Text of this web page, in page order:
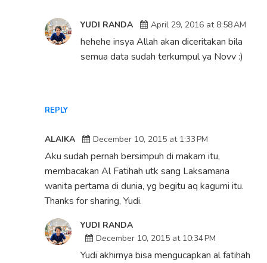
REPLY
YUDI RANDA April 29, 2016 at 8:58 AM
hehehe insya Allah akan diceritakan bila
semua data sudah terkumpul ya Novv :)
ALAIKA December 10, 2015 at 1:33 PM
Aku sudah pernah bersimpuh di makam itu,
membacakan Al Fatihah utk sang Laksamana
wanita pertama di dunia, yg begitu aq kagumi itu.
Thanks for sharing, Yudi.
YUDI RANDA
December 10, 2015 at 10:34 PM
Yudi akhirnya bisa mengucapkan al fatihah